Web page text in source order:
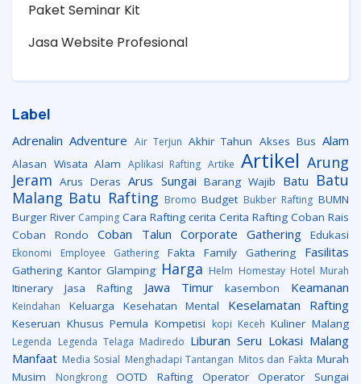
Paket Seminar Kit
Jasa Website Profesional
Label
Adrenalin Adventure Air Terjun Akhir Tahun Akses Bus Alam
Alasan Wisata Alam Aplikasi Rafting Artike Artikel Arung
Jeram Arus Deras Arus Sungai Barang Wajib Batu Batu
Malang Batu Rafting Bromo Budget Bukber Rafting BUMN
Burger River Camping Cara Rafting cerita Cerita Rafting Coban Rais
Coban Rondo
Coban Talun Corporate Gathering Edukasi
Ekonomi Employee Gathering Fakta Family Gathering Fasilitas
Gathering Kantor Glamping Harga Helm Homestay Hotel Murah
Itinerary Jasa Rafting Jawa Timur kasembon Keamanan
Keindahan Keluarga Kesehatan Mental Keselamatan Rafting
Keseruan Khusus Pemula Kompetisi kopi Keceh Kuliner Malang
Legenda Legenda Telaga Madiredo Liburan Seru Lokasi Malang
Manfaat Media Sosial Menghadapi Tantangan Mitos dan Fakta Murah
Musim
Nongkrong OOTD Rafting Operator
Operator Sungai